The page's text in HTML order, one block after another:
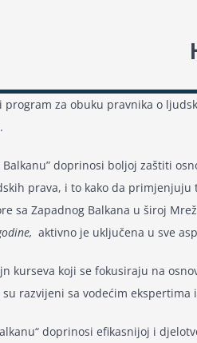
program za obuku pravnika o
Balkanu” doprinosi boljoj zaštiti
prava, i to kako da
sa Zapadnog Balkana u široj
aktivno je uključena u sve
kurseva koji se fokusiraju na
razvijeni sa vodećim ekspertima
doprinosi efikasnijoj i